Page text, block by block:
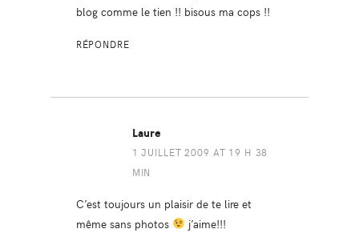
blog comme le tien !! bisous ma cops !!
RÉPONDRE
Laure
1 JUILLET 2009 AT 19 H 38
MIN
C’est toujours un plaisir de te lire et
même sans photos
j’aime!!!